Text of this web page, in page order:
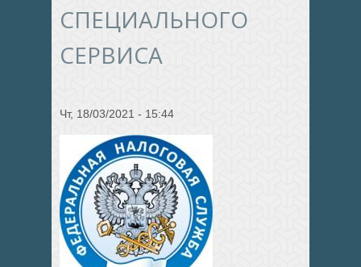
СПЕЦИАЛЬНОГО
СЕРВИСА
Чт, 18/03/2021 - 15:44